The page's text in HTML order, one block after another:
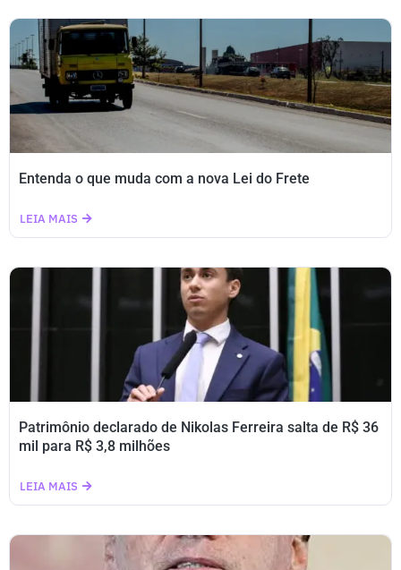
Entenda o que muda com a nova Lei do Frete
LEIA MAIS
Patrimônio declarado de Nikolas Ferreira salta de R$ 36
mil para R$ 3,8 milhões
LEIA MAIS